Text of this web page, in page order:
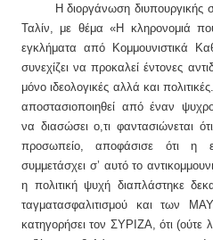
Η διοργάνωση διυπουργικής
Ταλίν, με θέμα «Η κληρονομιά
εγκλήματα από Κομμουνιστικά
συνεχίζει να προκαλεί έντονες
μόνο ιδεολογικές αλλά και
αποστασιοποιηθεί από έναν
να διασώσει ο,τι φαντασιώνεται
προσωπείο, αποφάσισε ότι η
συμμετάσχει σ’ αυτό το
η πολιτική ψυχή διαπλάστηκε
ταγματασφαλιτισμού και των
κατηγορήσει τον ΣΥΡΙΖΑ, ότι (ούτε